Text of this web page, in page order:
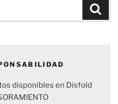
disponibles en Disfold